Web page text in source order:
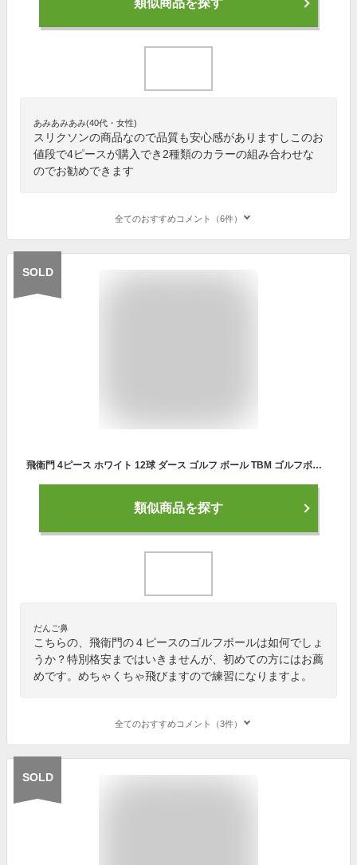
あみあみあみ(40代・女性)
スリクソンの商品なので品質も安心感がありますしこのお
値段で4ピースが購入でき2種類のカラーの組み合わせな
のでお勧めできます
全てのおすすめコメント（6件）
SOLD
飛衛門 4ピース ホワイト 12球 ダース ゴルフ ボール TBM ゴルフボール トビエモン T-4WV7 日本正規品
類似商品を探す
だんご鼻
こちらの、飛衛門の４ピースのゴルフボールは如何でしょ
うか？特別格安まではいきませんが、初めての方にはお薦
めです。めちゃくちゃ飛びますので練習になりますよ。
全てのおすすめコメント（3件）
SOLD